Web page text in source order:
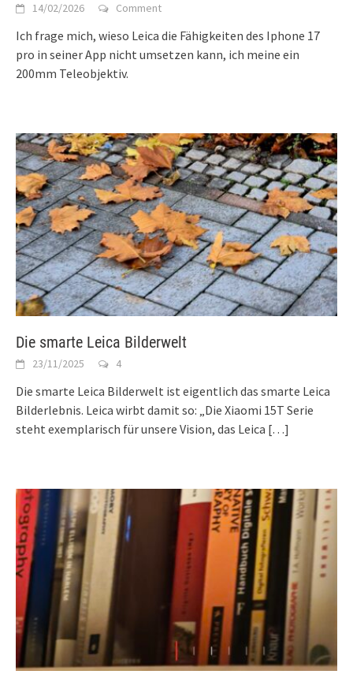
14/02/2026 Comment
Ich frage mich, wieso Leica die Fähigkeiten des Iphone 17
pro in seiner App nicht umsetzen kann, ich meine ein
200mm Teleobjektiv.
Die smarte Leica Bilderwelt
23/11/2025 4
Die smarte Leica Bilderwelt ist eigentlich das smarte Leica
Bilderlebnis. Leica wirbt damit so: „Die Xiaomi 15T Serie
steht exemplarisch für unsere Vision, das Leica […]